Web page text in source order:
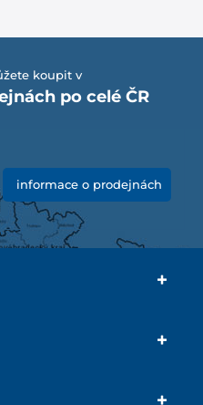
koupit v
po celé ČR
informace o prodejnách